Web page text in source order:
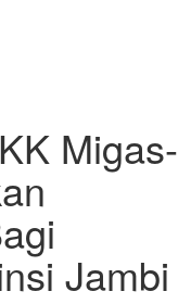
Migas-
Jambi